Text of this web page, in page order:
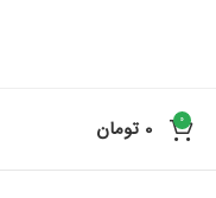
0
0 تومان